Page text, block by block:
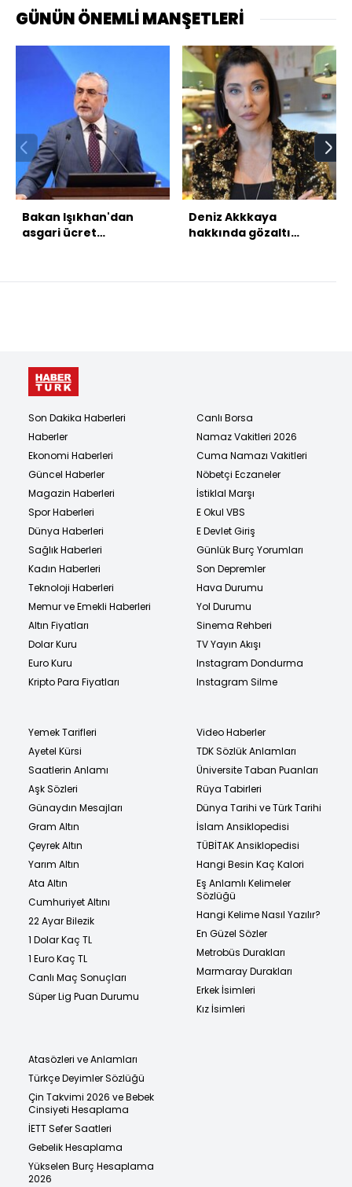
GÜNÜN ÖNEMLİ MANŞETLERİ
Bakan Işıkhan'dan
asgari ücret
Deniz Akkkaya
hakkında gözaltı
Son Dakika Haberleri
Haberler
Ekonomi Haberleri
Güncel Haberler
Magazin Haberleri
Spor Haberleri
Dünya Haberleri
Sağlık Haberleri
Kadın Haberleri
Teknoloji Haberleri
Memur ve Emekli Haberleri
Altın Fiyatları
Dolar Kuru
Euro Kuru
Kripto Para Fiyatları
Canlı Borsa
Namaz Vakitleri 2026
Cuma Namazı Vakitleri
Nöbetçi Eczaneler
İstiklal Marşı
E Okul VBS
E Devlet Giriş
Günlük Burç Yorumları
Son Depremler
Hava Durumu
Yol Durumu
Sinema Rehberi
TV Yayın Akışı
Instagram Dondurma
Instagram Silme
Yemek Tarifleri
Ayetel Kürsi
Saatlerin Anlamı
Aşk Sözleri
Günaydın Mesajları
Gram Altın
Çeyrek Altın
Yarım Altın
Ata Altın
Cumhuriyet Altını
22 Ayar Bilezik
1 Dolar Kaç TL
1 Euro Kaç TL
Canlı Maç Sonuçları
Süper Lig Puan Durumu
Video Haberler
TDK Sözlük Anlamları
Üniversite Taban Puanları
Rüya Tabirleri
Dünya Tarihi ve Türk Tarihi
İslam Ansiklopedisi
TÜBİTAK Ansiklopedisi
Hangi Besin Kaç Kalori
Eş Anlamlı Kelimeler
Sözlüğü
Hangi Kelime Nasıl Yazılır?
En Güzel Sözler
Metrobüs Durakları
Marmaray Durakları
Erkek İsimleri
Kız İsimleri
Atasözleri ve Anlamları
Türkçe Deyimler Sözlüğü
Çin Takvimi 2026 ve Bebek
Cinsiyeti Hesaplama
İETT Sefer Saatleri
Gebelik Hesaplama
Yükselen Burç Hesaplama
2026